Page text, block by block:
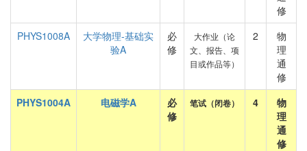
修
PHYS1008A
大学物理-基础实
验A
必
修
大作业（论
文、报告、项
目或作品等）
2
物
理
通
修
PHYS1004A
电磁学A
必
修
笔试（闭卷） 4
物
理
通
修